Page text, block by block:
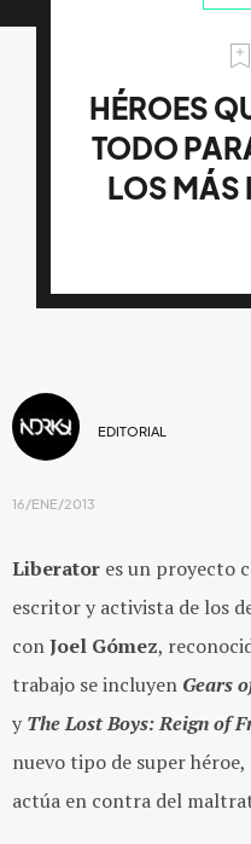
HÉROES
TODO
LOS MÁS
EDITORIAL
16/ENE/2013
Liberator es un proyecto
escritor y activista de los
conJoel Gómez,
trabajo se incluyen Gears
y The Lost Boys: Reign of
nuevo tipo de super
actúa en contra del